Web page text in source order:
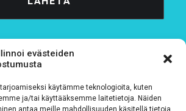
evästeiden
käytämme teknologioita, kuten
ja/tai käyttääksemme laitetietoja. Näiden
antaa meille mahdollisuuden käsitellä tietoja,
Tietosuojaseloste